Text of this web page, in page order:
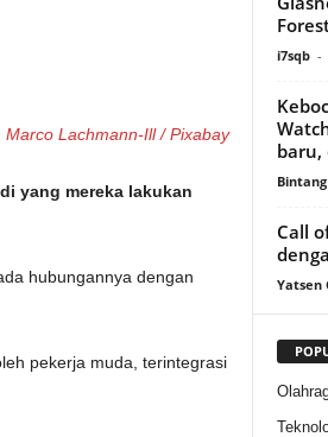
Marco Lachmann-Ill / Pixabay
yang mereka lakukan
hubungannya dengan
pekerja muda, terintegrasi
i7sqb -
baru,
Call
Yatsen